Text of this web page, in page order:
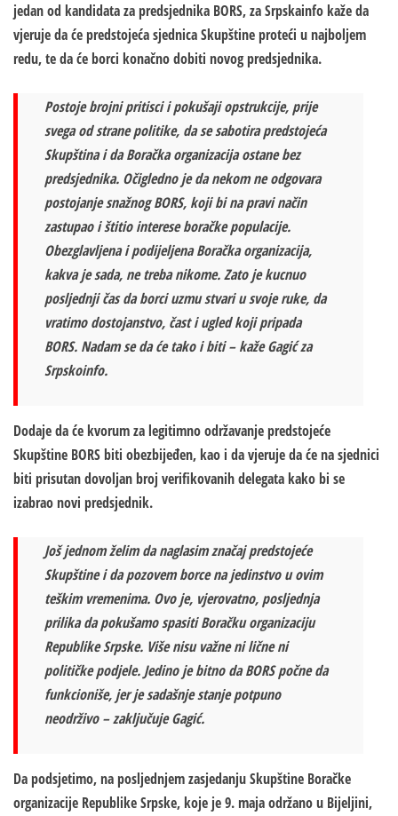
jedan od kandidata za predsjednika BORS, za Srpskainfo kaže da
vjeruje da će predstojeća sjednica Skupštine proteći u najboljem
redu, te da će borci konačno dobiti novog predsjednika.
Postoje brojni pritisci i pokušaji opstrukcije, prije
svega od strane politike, da se sabotira predstojeća
Skupština i da Boračka organizacija ostane bez
predsjednika. Očigledno je da nekom ne odgovara
postojanje snažnog BORS, koji bi na pravi način
zastupao i štitio interese boračke populacije.
Obezglavljena i podijeljena Boračka organizacija,
kakva je sada, ne treba nikome. Zato je kucnuo
posljednji čas da borci uzmu stvari u svoje ruke, da
vratimo dostojanstvo, čast i ugled koji pripada
BORS. Nadam se da će tako i biti – kaže Gagić za
Srpskoinfo.
Dodaje da će kvorum za legitimno održavanje predstojeće
Skupštine BORS biti obezbijeđen, kao i da vjeruje da će na sjednici
biti prisutan dovoljan broj verifikovanih delegata kako bi se
izabrao novi predsjednik.
Još jednom želim da naglasim značaj predstojeće
Skupštine i da pozovem borce na jedinstvo u ovim
teškim vremenima. Ovo je, vjerovatno, posljednja
prilika da pokušamo spasiti Boračku organizaciju
Republike Srpske. Više nisu važne ni lične ni
političke podjele. Jedino je bitno da BORS počne da
funkcioniše, jer je sadašnje stanje potpuno
neodrživo – zaključuje Gagić.
Da podsjetimo, na posljednjem zasjedanju Skupštine Boračke
organizacije Republike Srpske, koje je 9. maja održano u Bijeljini,